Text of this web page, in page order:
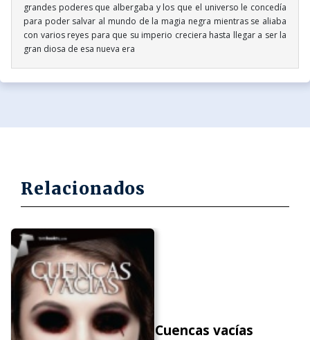
grandes poderes que albergaba y los que el universo le concedía
para poder salvar al mundo de la magia negra mientras se aliaba
con varios reyes para que su imperio creciera hasta llegar a ser la
gran diosa de esa nueva era
Relacionados
Cuencas vacías